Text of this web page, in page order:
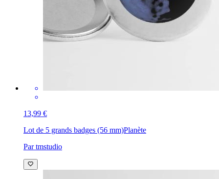
13,99 €
Lot de 5 grands badges (56 mm)Planète
Par tmstudio